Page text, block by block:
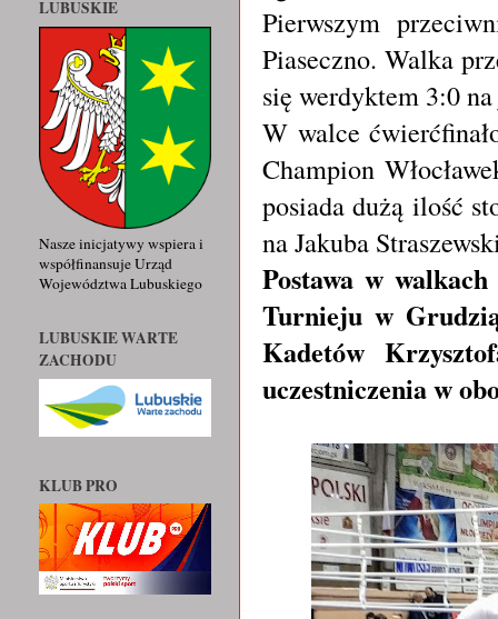
Pierwszym
Piaseczno. Walka
się werdyktem 3:0
W walce
Champion
posiada dużą ilość
na Jakuba
Postawa w
Turnieju w
Kadetów
uczestniczenia w
LUBUSKIE
Nasze inicjatywy wspiera i
współfinansuje Urząd
Województwa Lubuskiego
LUBUSKIE WARTE
ZACHODU
KLUB PRO